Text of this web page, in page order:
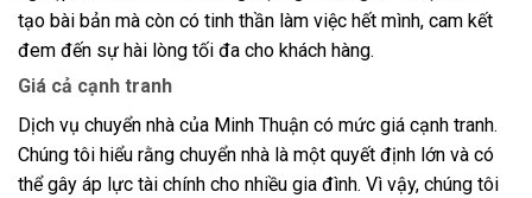
tạo bài bản mà còn có tinh thần làm việc hết mình, cam kết
đem đến sự hài lòng tối đa cho khách hàng.
Giá cả cạnh tranh
Dịch vụ chuyển nhà của Minh Thuận có mức giá cạnh tranh.
Chúng tôi hiểu rằng chuyển nhà là một quyết định lớn và có
thể gây áp lực tài chính cho nhiều gia đình. Vì vậy, chúng tôi